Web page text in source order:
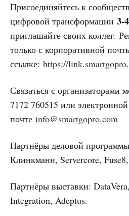
Присоединяйтесь к
цифровой трансформации 3-
приглашайте своих коллег.
только с корпоративной
ссылке: https://
Связаться с организаторами
7172 760515 или электронной
почте info@smartgopro.com
Партнёры деловой
Клинкманн, Servercore,
Партнёры выставки:
Integration, Adeptus.